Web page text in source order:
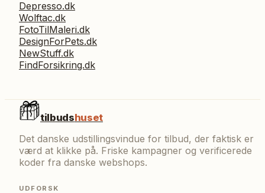
Depresso.dk
Wolftac.dk
FotoTilMaleri.dk
DesignForPets.dk
NewStuff.dk
FindForsikring.dk
tilbudshuset
Det danske udstillingsvindue for tilbud, der faktisk er
værd at klikke på. Friske kampagner og verificerede
koder fra danske webshops.
UDFORSK